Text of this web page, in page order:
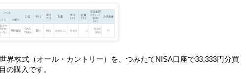
界株式（オール・カントリー）を、つみたてNISA口座で33,333円分買
の購入です。